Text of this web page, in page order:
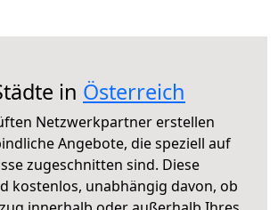
in Österreich
Netzwerkpartner erstellen
Angebote, die speziell auf
zugeschnitten sind. Diese
kostenlos, unabhängig davon, ob